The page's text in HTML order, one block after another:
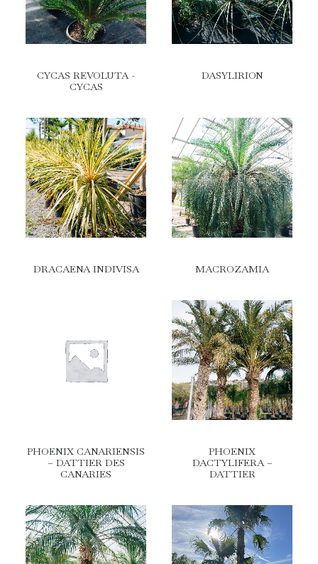
CYCAS REVOLUTA -
CYCAS
DASYLIRION
DRACAENA INDIVISA MACROZAMIA
PHOENIX CANARIENSIS
– DATTIER DES
CANARIES
PHOENIX
DACTYLIFERA –
DATTIER